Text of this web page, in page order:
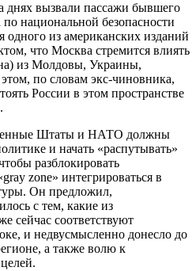
днях вызвали пассажи бывшего
национальной безопасности
одного из американских изданий
что Москва стремится влиять
из Молдовы, Украины,
по словам экс-чиновника,
России в этом пространстве
Штаты и НАТО должны
и начать «распутывать»
разблокировать
zone» интегрироваться в
Он предложил,
с тем, какие из
сейчас соответствуют
и недвусмысленно донесло до
а также волю к